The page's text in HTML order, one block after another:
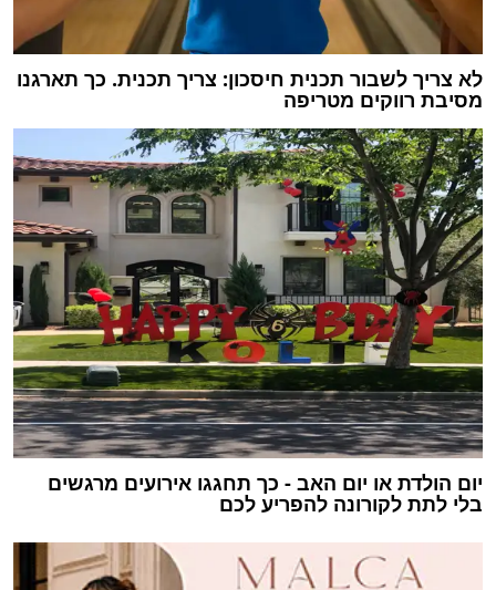
לא צריך לשבור תכנית חיסכון: צריך תכנית. כך תארגנו
מסיבת רווקים מטריפה
יום הולדת או יום האב - כך תחגגו אירועים מרגשים
בלי לתת לקורונה להפריע לכם